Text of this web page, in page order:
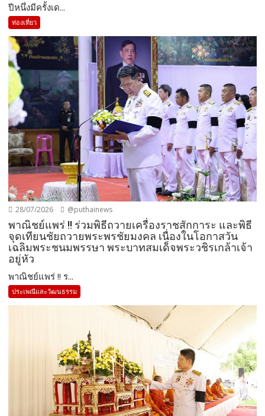
ปีหนึ่งมีครั้งเด...
ท่องเที่ยว
28/07/2026 @puthainews
พาณิชย์แพร่ !! ร่วมพิธีถวายเครื่องราชสักการะ และพิธี
จุดเทียนชัยถวายพระพรชัยมงคล เนื่องในโอกาสวัน
เฉลิมพระชนมพรรษา พระบาทสมเด็จพระวชิรเกล้าเจ้า
อยู่หัว
พาณิชย์แพร่ !! ร...
ประเพณีและวัฒนธรรม